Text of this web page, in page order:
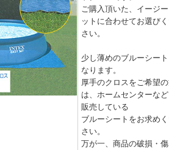
ご購入頂いた、イージ
ットに合わせてお選び
さい。
少し薄めのブルーシー
なります。
厚手のクロスをご希望
は、ホームセンターな
販売している
ブルーシートをお求め
さい。
万が一、商品の破損・